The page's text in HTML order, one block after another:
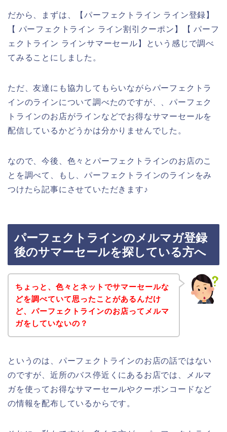
だから、まずは、【パーフェクトライン ライン登録】
【 パーフェクトライン ライン割引クーポン】【 パーフ
ェクトライン ラインサマーセール】という感じで調べ
てみることにしました。
ただ、友達にも協力してもらいながらパーフェクトラ
インのラインについて調べたのですが、、パーフェク
トラインのお店がラインなどでお得なサマーセールを
配信しているかどうかは分かりませんでした。
なので、今後、色々とパーフェクトラインのお店のこ
とを調べて、もし、パーフェクトラインのラインをみ
つけたら記事にさせていただきます♪
パーフェクトラインのメルマガ登録
後のサマーセールを探している方へ
ちょっと、色々とネットでサマーセールな
どを調べていて思ったことがあるんだけ
ど、パーフェクトラインのお店ってメルマ
ガをしていないの？
というのは、パーフェクトラインのお店の話ではない
のですが、近所のバス停近くにあるお店では、メルマ
ガを使ってお得なサマーセールやクーポンコードなど
の情報を配布しているからです。